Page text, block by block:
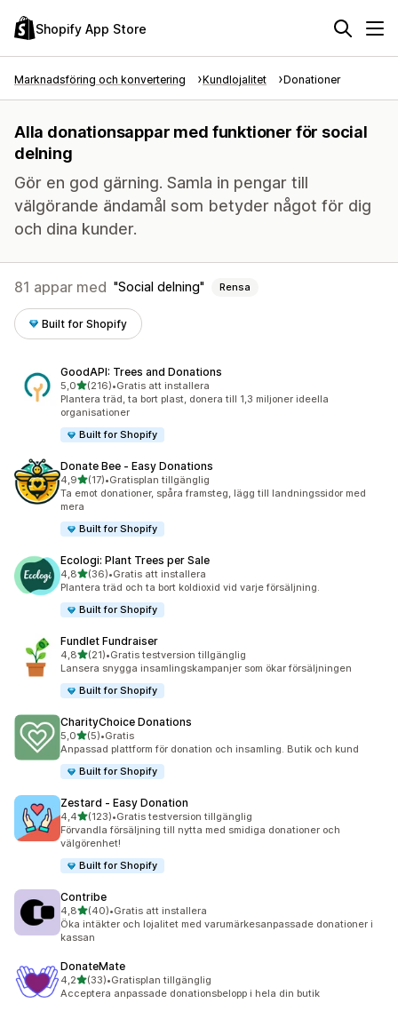
Shopify App Store
Marknadsföring och konvertering Kundlojalitet Donationer
Alla donationsappar med funktioner för social
delning
Gör en god gärning. Samla in pengar till
välgörande ändamål som betyder något för dig
och dina kunder.
81 appar med Social delning Rensa
Built for Shopify
GoodAPI: Trees and Donations
5,0av 5 stjärnor
(216)
216 recensioner totalt
•Gratis att installera
Plantera träd, ta bort plast, donera till 1,3 miljoner ideella
organisationer
Built for Shopify
Donate Bee ‑ Easy Donations
4,9av 5 stjärnor
(17)
17 recensioner totalt
•Gratisplan tillgänglig
Ta emot donationer, spåra framsteg, lägg till landningssidor med
mera
Built for Shopify
Ecologi: Plant Trees per Sale
4,8av 5 stjärnor
(36)
36 recensioner totalt
•Gratis att installera
Plantera träd och ta bort koldioxid vid varje försäljning.
Built for Shopify
Fundlet Fundraiser
4,8av 5 stjärnor
(21)
21 recensioner totalt
•Gratis testversion tillgänglig
Lansera snygga insamlingskampanjer som ökar försäljningen
Built for Shopify
CharityChoice Donations
5,0av 5 stjärnor
(5)
5 recensioner totalt
•Gratis
Anpassad plattform för donation och insamling. Butik och kund
Built for Shopify
Zestard ‑ Easy Donation
4,4av 5 stjärnor
(123)
123 recensioner totalt
•Gratis testversion tillgänglig
Förvandla försäljning till nytta med smidiga donationer och
välgörenhet!
Built for Shopify
Contribe
4,8av 5 stjärnor
(40)
40 recensioner totalt
•Gratis att installera
Öka intäkter och lojalitet med varumärkesanpassade donationer i
kassan
DonateMate
4,2av 5 stjärnor
(33)
33 recensioner totalt
•Gratisplan tillgänglig
Acceptera anpassade donationsbelopp i hela din butik